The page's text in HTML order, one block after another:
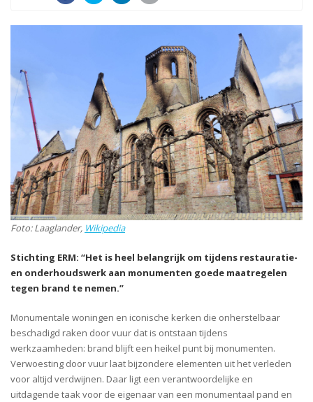
Foto: Laaglander, Wikipedia
Stichting ERM: “Het is heel belangrijk om tijdens restauratie-
en onderhoudswerk aan monumenten goede maatregelen
tegen brand te nemen.”
Monumentale woningen en iconische kerken die onherstelbaar
beschadigd raken door vuur dat is ontstaan tijdens
werkzaamheden: brand blijft een heikel punt bij monumenten.
Verwoesting door vuur laat bijzondere elementen uit het verleden
voor altijd verdwijnen. Daar ligt een verantwoordelijke en
uitdagende taak voor de eigenaar van een monumentaal pand en